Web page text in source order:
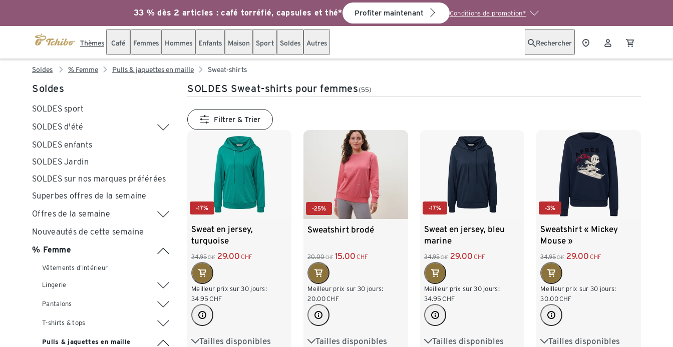
33 % dès 2 articles : café torréfié, capsules et thé* Profiter maintenant Conditions de promotion*
Thèmes Café Femmes Hommes Enfants Maison Sport Soldes Autres Rechercher
Soldes % Femme Pulls & jaquettes en maille Sweat-shirts
Soldes
SOLDES sport
SOLDES d'été
SOLDES enfants
SOLDES Jardin
SOLDES sur nos marques préférées
Superbes offres de la semaine
Offres de la semaine
Nouveautés de cette semaine
% Femme
Vêtements d’intérieur
Lingerie
Pantalons
T-shirts & tops
Pulls & jaquettes en maille
SOLDES Sweat-shirts pour femmes(55)
Filtrer & Trier
-17%
Sweat en jersey,
turquoise
34.95 CHF 29.00 CHF
Meilleur prix sur 30 jours:
34.95 CHF
Tailles disponibles
S 36/38 M 40/42
-25%
Sweatshirt brodé
20.00 CHF 15.00 CHF
Meilleur prix sur 30 jours:
20.00CHF
Tailles disponibles
S 36/38 M 40/42
-17%
Sweat en jersey, bleu
marine
34.95 CHF 29.00 CHF
Meilleur prix sur 30 jours:
34.95 CHF
Tailles disponibles
S 36/38 M 40/42
-3%
Sweatshirt « Mickey
Mouse »
34.95 CHF 29.00 CHF
Meilleur prix sur 30 jours:
30.00CHF
Tailles disponibles
S 36/38 M 40/42